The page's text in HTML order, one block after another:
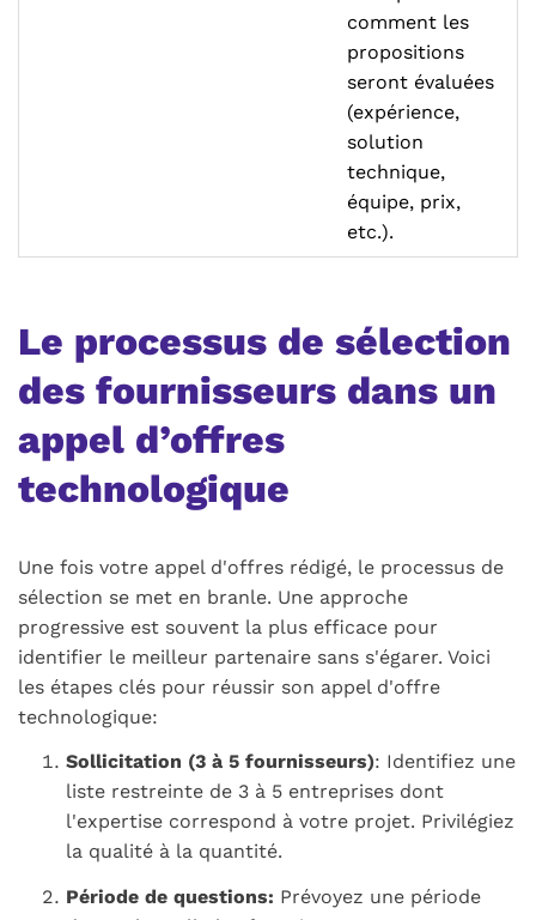
comment les
propositions
seront évaluées
(expérience,
solution
technique,
équipe, prix,
etc.).
Le processus de sélection
des fournisseurs dans un
appel d’offres
technologique
Une fois votre appel d'offres rédigé, le processus de
sélection se met en branle. Une approche
progressive est souvent la plus efficace pour
identifier le meilleur partenaire sans s'égarer. Voici
les étapes clés pour réussir son appel d'offre
technologique:
Sollicitation (3 à 5 fournisseurs): Identifiez une
liste restreinte de 3 à 5 entreprises dont
l'expertise correspond à votre projet. Privilégiez
la qualité à la quantité.
Période de questions: Prévoyez une période